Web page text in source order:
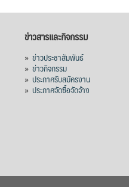
ข่าวสารและกิจกรรม
»ข่าวประชาสัมพันธ์
»ข่าวกิจกรรม
»ประกาศรับสมัครงาน
»ประกาศจัดซื้อจัดจ้าง